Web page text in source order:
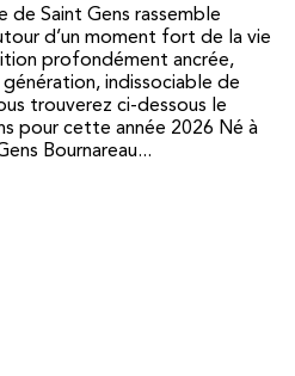
de Saint Gens rassemble
d’un moment fort de la vie
profondément ancrée,
indissociable de
trouverez ci-dessous le
pour cette année 2026 Né à
Bournareau...